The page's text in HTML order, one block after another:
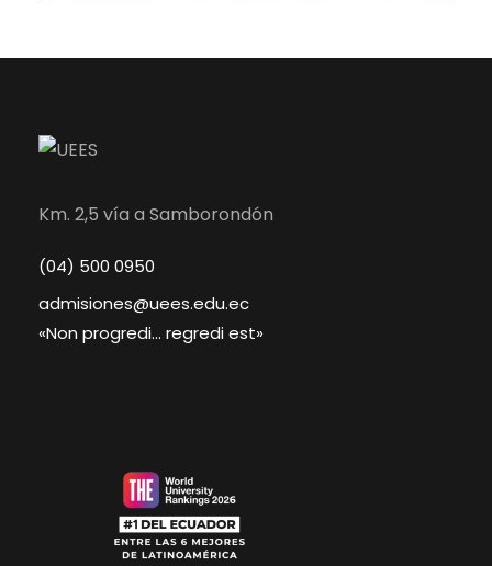
Km. 2,5 vía a Samborondón
(04) 500 0950
admisiones@uees.edu.ec
«Non progredi… regredi est»